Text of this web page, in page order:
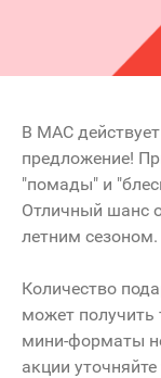
В MAC
предложение!
"помады" и
Отличный шанс
летним сезоном.
Количество
может получить
мини-форматы
акции